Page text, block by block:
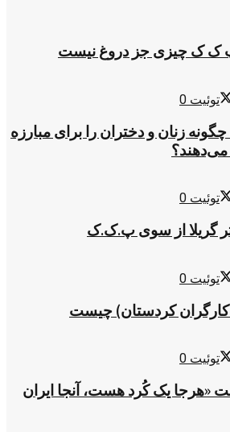
ک ک چیزی جز دروغ نیست
توئیت 0
زنان و دختران را برای مبارزه
توئیت 0
گریلا از سوی پ.ک.ک
توئیت 0
کردستان) چیست
توئیت 0
«هرجا یک کُرد هست، آنجا ایران